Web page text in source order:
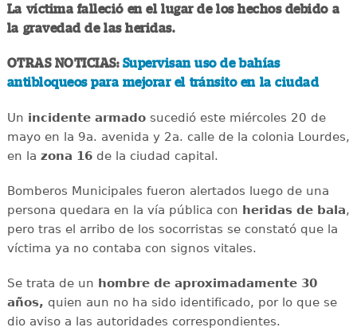
La víctima falleció en el lugar de los hechos debido a
la gravedad de las heridas.
OTRAS NOTICIAS: Supervisan uso de bahías
antibloqueos para mejorar el tránsito en la ciudad
Un incidente armadosucedió este miércoles 20 de
mayo en la 9a. avenida y 2a. calle de la colonia Lourdes,
en la zona 16de la ciudad capital.
Bomberos Municipales fueron alertados luego de una
persona quedara en la vía pública con heridas de bala,
pero tras el arribo de los socorristas se constató que la
víctima ya no contaba con signos vitales.
Se trata de un hombre de aproximadamente 30
años, quien aun no ha sido identificado, por lo que se
dio aviso a las autoridades correspondientes.